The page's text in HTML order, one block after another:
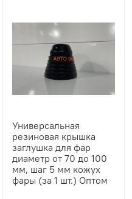
Универсальная
резиновая крышка
заглушка для фар
диаметр от 70 до 100
мм, шаг 5 мм кожух
фары (за 1 шт.) Оптом